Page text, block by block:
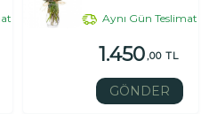
Aynı Gün Teslimat
1.450,00 TL
GÖNDER